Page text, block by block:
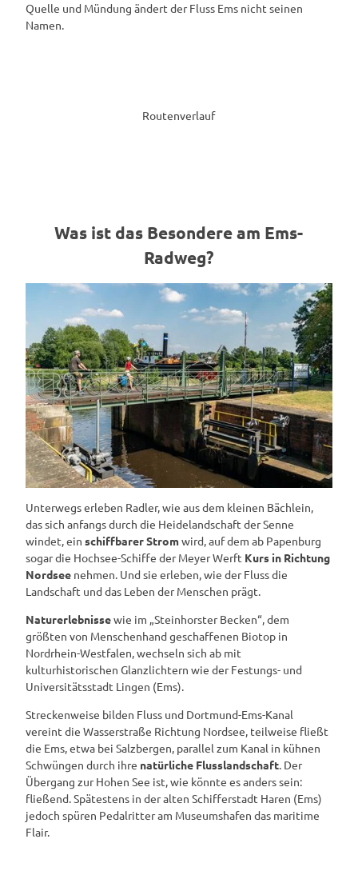
Quelle und Mündung ändert der Fluss Ems nicht seinen
Namen.
Routenverlauf
Was ist das Besondere am Ems-
Radweg?
Unterwegs erleben Radler, wie aus dem kleinen Bächlein,
das sich anfangs durch die Heidelandschaft der Senne
windet, ein schiffbarer Stromwird, auf dem ab Papenburg
sogar die Hochsee-Schiffe der Meyer Werft Kurs in Richtung
Nordsee nehmen. Und sie erleben, wie der Fluss die
Landschaft und das Leben der Menschen prägt.
Naturerlebnissewie im „Steinhorster Becken“, dem
größten von Menschenhand geschaffenen Biotop in
Nordrhein-Westfalen, wechseln sich ab mit
kulturhistorischen Glanzlichtern wie der Festungs- und
Universitätsstadt Lingen (Ems).
Streckenweise bilden Fluss und Dortmund-Ems-Kanal
vereint die Wasserstraße Richtung Nordsee, teilweise fließt
die Ems, etwa bei Salzbergen, parallel zum Kanal in kühnen
Schwüngen durch ihre natürliche Flusslandschaft. Der
Übergang zur Hohen See ist, wie könnte es anders sein:
fließend. Spätestens in der alten Schifferstadt Haren (Ems)
jedoch spüren Pedalritter am Museumshafen das maritime
Flair.